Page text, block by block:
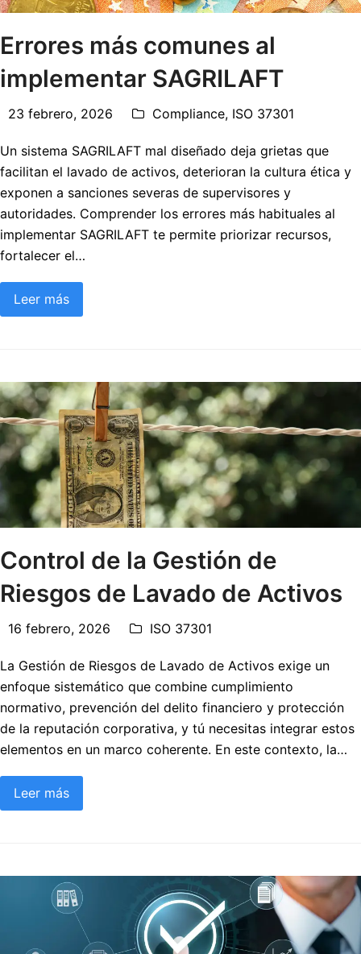
Errores más comunes al
implementar SAGRILAFT
23 febrero, 2026 Compliance, ISO 37301
Un sistema SAGRILAFT mal diseñado deja grietas que
facilitan el lavado de activos, deterioran la cultura ética y
exponen a sanciones severas de supervisores y
autoridades. Comprender los errores más habituales al
implementar SAGRILAFT te permite priorizar recursos,
fortalecer el…
Leer más
Control de la Gestión de
Riesgos de Lavado de Activos
16 febrero, 2026 ISO 37301
La Gestión de Riesgos de Lavado de Activos exige un
enfoque sistemático que combine cumplimiento
normativo, prevención del delito financiero y protección
de la reputación corporativa, y tú necesitas integrar estos
elementos en un marco coherente. En este contexto, la…
Leer más